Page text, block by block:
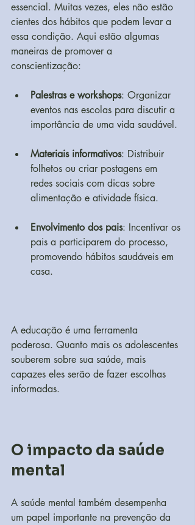
essencial. Muitas vezes, eles não estão
cientes dos hábitos que podem levar a
essa condição. Aqui estão algumas
maneiras de promover a
conscientização:
Palestras e workshops: Organizar
eventos nas escolas para discutir a
importância de uma vida saudável.
Materiais informativos: Distribuir
folhetos ou criar postagens em
redes sociais com dicas sobre
alimentação e atividade física.
Envolvimento dos pais: Incentivar os
pais a participarem do processo,
promovendo hábitos saudáveis em
casa.
A educação é uma ferramenta
poderosa. Quanto mais os adolescentes
souberem sobre sua saúde, mais
capazes eles serão de fazer escolhas
informadas.
O impacto da saúde
mental
A saúde mental também desempenha
um papel importante na prevenção da